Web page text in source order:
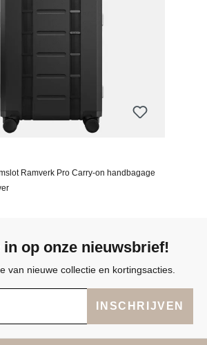
Ramverk Pro Carry-on handbagage
op onze nieuwsbrief!
van nieuwe collectie en kortingsacties.
INSCHRIJVEN